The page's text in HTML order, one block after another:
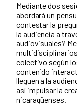
Mediante dos
abordará un
contestar la
la audiencia a
audiovisuales?
colectivo según
contenido
lleguen a la
así impulsar la
nicaragüenses.